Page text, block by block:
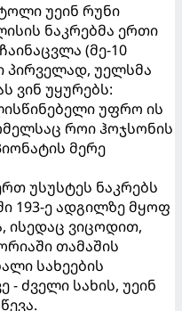
უეინ რუნი
ნაკრებმა ერთი
(მე-10
პირველად, უელსმა
ვინ უყურებს:
უფრო ის
როი ჰოჯსონის
მერე
უსუსტეს ნაკრებს
193-ე ადგილზე მყოფ
ისედაც ვიცოდით,
თამაშის
სახეების
- ძველი სახის, უეინ